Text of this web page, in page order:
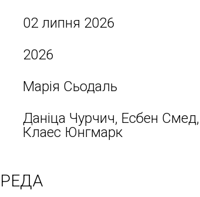
02 липня 2026
2026
Марія Сьодаль
Даніца Чурчич, Есбен Смед,
Клаес Юнгмарк